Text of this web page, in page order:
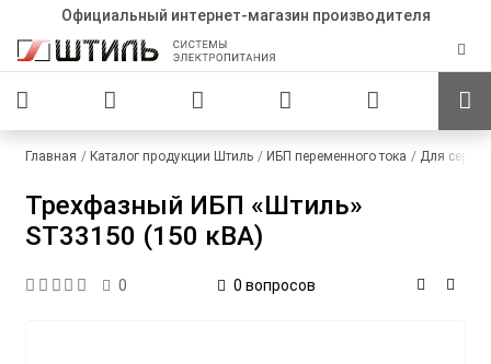
Официальный интернет-магазин производителя
Главная Каталог продукции Штиль ИБП переменного тока Для
Трехфазный ИБП «Штиль»
ST33150 (150 кВА)
0 0 вопросов